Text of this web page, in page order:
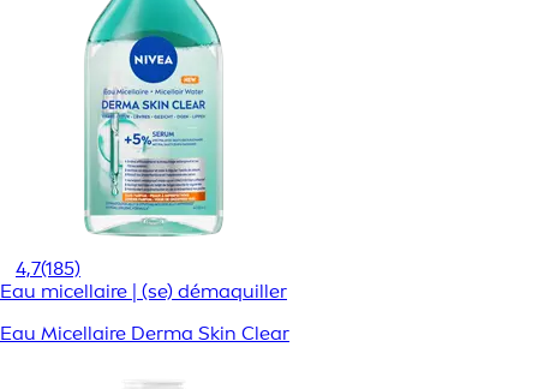
4,7(185)
Eau micellaire | (se) démaquiller
Eau Micellaire Derma Skin Clear